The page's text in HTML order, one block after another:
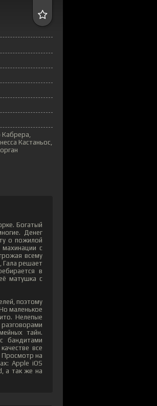
Кабрера,
Кастаньос,
Богатый
Денег
о пожилой
с
всему
Гала решает
в
матушка с
поэтому
маленькое
Нелепые
тайн.
бандитами
все
Просмотр на
Apple iOS
а так же на